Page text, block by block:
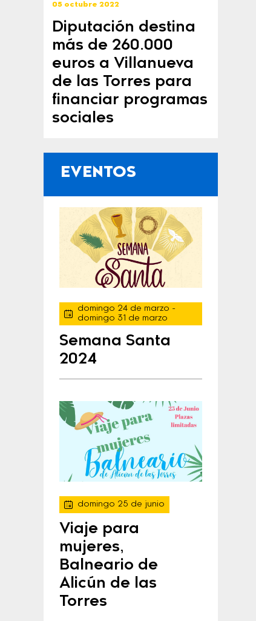
05 octubre 2022
Diputación destina
más de 260.000
euros a Villanueva
de las Torres para
financiar programas
sociales
EVENTOS
domingo 24 de marzo -
domingo 31 de marzo
Semana Santa
2024
domingo 25 de junio
Viaje para
mujeres,
Balneario de
Alicún de las
Torres